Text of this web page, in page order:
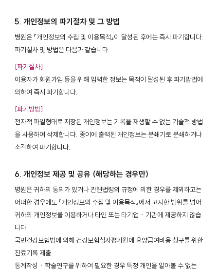
5. 개인정보의 파기절차 및 그 방법
병원은 『개인정보의 수집 및 이용목적』이 달성된 후에는 즉시 파기합니다.
파기절차 및 방법은 다음과 같습니다.
[파기절차]
이용자가 회원가입 등을 위해 입력한 정보는 목적이 달성된 후 파기방법에
의하여 즉시 파기합니다.
[파기방법]
전자적 파일형태로 저장된 개인정보는 기록을 재생할 수 없는 기술적 방법
을 사용하여 삭제합니다. 종이에 출력된 개인정보는 분쇄기로 분쇄하거나
소각하여 파기합니다.
6. 개인정보 제공 및 공유 (해당하는 경우만)
병원은 귀하의 동의가 있거나 관련법령의 규정에 의한 경우를 제외하고는
어떠한 경우에도 『개인정보의 수집 및 이용목적』에서 고지한 범위를 넘어
귀하의 개인정보를 이용하거나 타인 또는 타기업ㆍ기관에 제공하지 않습
니다.
국민건강보험법에 의해 건강보험심사평가원에 요양급여비용 청구를 위한
진료기록 제출
통계작성ㆍ학술연구를 위하여 필요한 경우 특정 개인을 알아볼 수 없는